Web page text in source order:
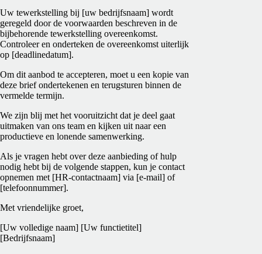
Uw tewerkstelling bij [uw bedrijfsnaam] wordt
geregeld door de voorwaarden beschreven in de
bijbehorende tewerkstelling overeenkomst.
Controleer en onderteken de overeenkomst uiterlijk
op [deadlinedatum].
Om dit aanbod te accepteren, moet u een kopie van
deze brief ondertekenen en terugsturen binnen de
vermelde termijn.
We zijn blij met het vooruitzicht dat je deel gaat
uitmaken van ons team en kijken uit naar een
productieve en lonende samenwerking.
Als je vragen hebt over deze aanbieding of hulp
nodig hebt bij de volgende stappen, kun je contact
opnemen met [HR-contactnaam] via [e-mail] of
[telefoonnummer].
Met vriendelijke groet,
[Uw volledige naam] [Uw functietitel]
[Bedrijfsnaam]